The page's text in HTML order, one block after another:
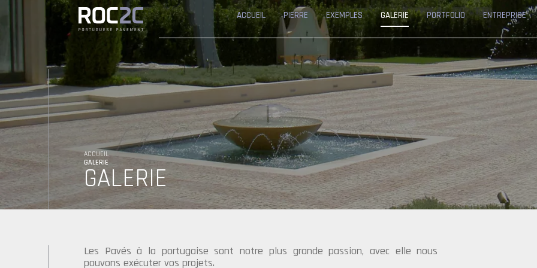
ACCUEIL PIERRE EXEMPLES GALERIE PORTFOLIO ENTREPRISE
ACCUEIL
GALERIE
GALERIE
Les Pavés à la portugaise sont notre plus grande passion, avec elle nous
pouvons exécuter vos projets.